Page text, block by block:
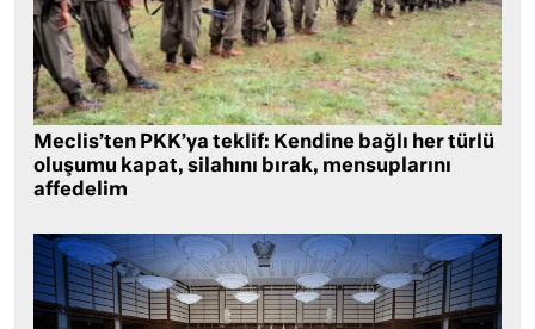
Meclis’ten PKK’ya teklif: Kendine bağlı her türlü
oluşumu kapat, silahını bırak, mensuplarını
affedelim